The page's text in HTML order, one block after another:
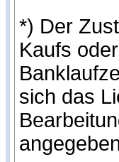
*) Der
Kaufs
sich das